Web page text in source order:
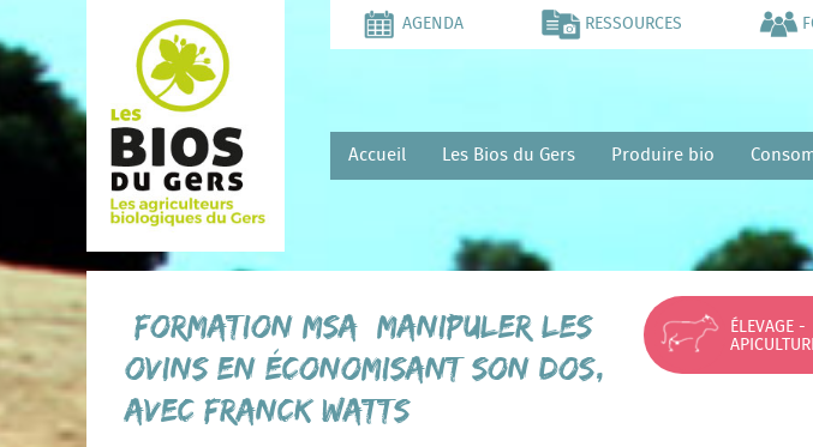
au
contenu
principal
AGENDA RESSOURCES
Accueil Les Bios du Gers Produire bio
ÉLEVAGE -
[FORMATION MSA] Manipuler les
ovins en économisant son dos,
avec Franck WATTS